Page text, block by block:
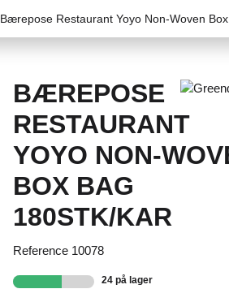
Bærepose Restaurant Yoyo Non-Woven
BÆREPOSE
RESTAURANT
YOYO NON-
BOX BAG
180STK/KAR
Reference 10078
24 på lager